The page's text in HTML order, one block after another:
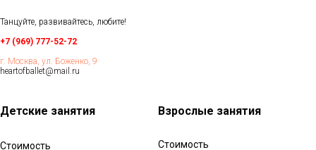
Танцуйте, развивайтесь, любите!
+7 (969) 777-52-72
г. Москва, ул. Боженко, 9
heartofballet@mail.ru
Детские занятия
Стоимость
Взрослые занятия
Стоимость